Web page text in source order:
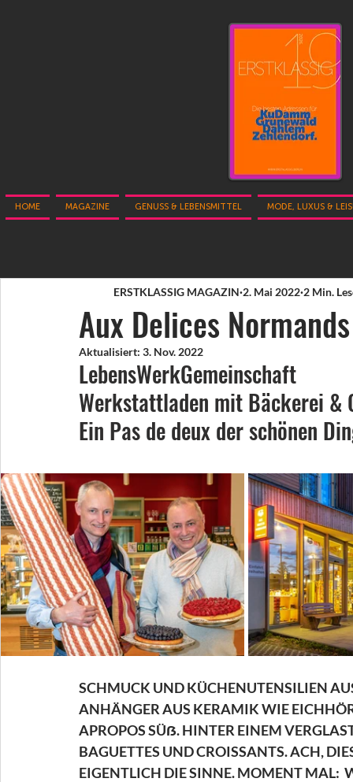
HOME MAGAZINE GENUSS & LEBENSMITTEL MODE, LUXUS &
Aux Delices Normands
ERSTKLASSIG MAGAZIN 2. Mai 2022 2 Min.
Aktualisiert: 3. Nov. 2022
LebensWerkGemeinschaft
Werkstattladen mit Bäckerei &
Ein Pas de deux der schönen
SCHMUCK UND KÜCHENUTENSILIEN
ANHÄNGER AUS KERAMIK WIE
APROPOS SÜẞ. HINTER EINEM
BAGUETTES UND CROISSANTS. ACH,
EIGENTLICH DIE SINNE. MOMENT MAL: